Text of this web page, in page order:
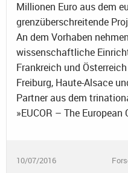
Millionen Euro aus dem
grenzüberschreitende
An dem Vorhaben
wissenschaftliche
Frankreich und
Freiburg, Haute-Alsace
Partner aus dem
»EUCOR – The European
10/07/2016